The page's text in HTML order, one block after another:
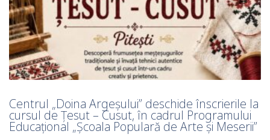
Centrul „Doina Argeșului” deschide înscrierile la
cursul de Țesut – Cusut, în cadrul Programului
Educațional „Școala Populară de Arte și Meserii”